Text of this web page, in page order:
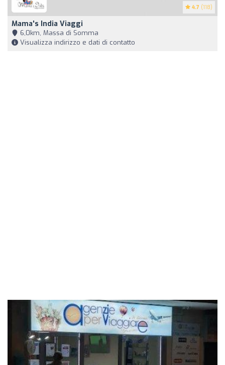
4.7 (118)
Mama's India Viaggi
6,0km, Massa di Somma
Visualizza indirizzo e dati di contatto